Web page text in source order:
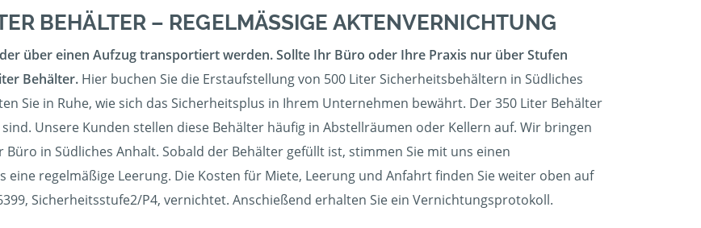
BEHÄLTER – REGELMÄSSIGE AKTENVERNICHTUNG
über einen Aufzug transportiert werden. Sollte Ihr Büro oder Ihre Praxis nur über Stufen
Behälter. Hier buchen Sie die Erstaufstellung von 500 Liter Sicherheitsbehältern in Südliches
Sie in Ruhe, wie sich das Sicherheitsplus in Ihrem Unternehmen bewährt. Der 350 Liter Behälter
Unsere Kunden stellen diese Behälter häufig in Abstellräumen oder Kellern auf. Wir bringen
in Südliches Anhalt. Sobald der Behälter gefüllt ist, stimmen Sie mit uns einen
regelmäßige Leerung. Die Kosten für Miete, Leerung und Anfahrt finden Sie weiter oben auf
Sicherheitsstufe2/P4, vernichtet. Anschießend erhalten Sie ein Vernichtungsprotokoll.